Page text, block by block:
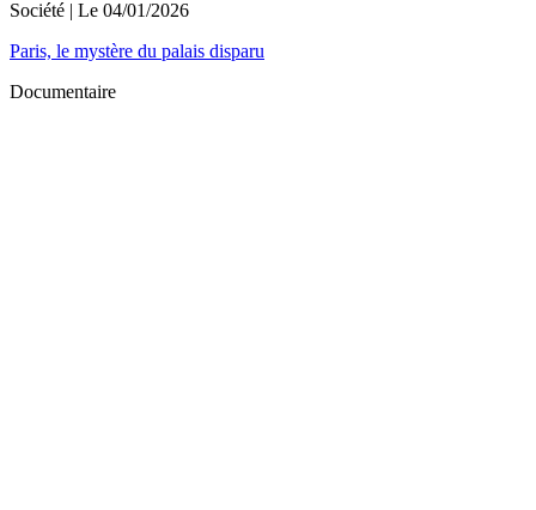
Société | Le 04/01/2026
Paris, le mystère du palais disparu
Documentaire